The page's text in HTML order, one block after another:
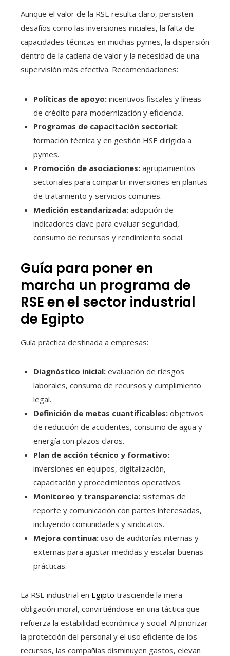
Aunque el valor de la RSE resulta claro, persisten
desafíos como las inversiones iniciales, la falta de
capacidades técnicas en muchas pymes, la dispersión
dentro de la cadena de valor y la necesidad de una
supervisión más efectiva. Recomendaciones:
Políticas de apoyo: incentivos fiscales y líneas
de crédito para modernización y eficiencia.
Programas de capacitación sectorial:
formación técnica y en gestión HSE dirigida a
pymes.
Promoción de asociaciones: agrupamientos
sectoriales para compartir inversiones en plantas
de tratamiento y servicios comunes.
Medición estandarizada: adopción de
indicadores clave para evaluar seguridad,
consumo de recursos y rendimiento social.
Guía para poner en
marcha un programa de
RSE en el sector industrial
de Egipto
Guía práctica destinada a empresas:
Diagnóstico inicial: evaluación de riesgos
laborales, consumo de recursos y cumplimiento
legal.
Definición de metas cuantificables: objetivos
de reducción de accidentes, consumo de agua y
energía con plazos claros.
Plan de acción técnico y formativo:
inversiones en equipos, digitalización,
capacitación y procedimientos operativos.
Monitoreo y transparencia: sistemas de
reporte y comunicación con partes interesadas,
incluyendo comunidades y sindicatos.
Mejora continua: uso de auditorías internas y
externas para ajustar medidas y escalar buenas
prácticas.
La RSE industrial en Egipto trasciende la mera
obligación moral, convirtiéndose en una táctica que
refuerza la estabilidad económica y social. Al priorizar
la protección del personal y el uso eficiente de los
recursos, las compañías disminuyen gastos, elevan